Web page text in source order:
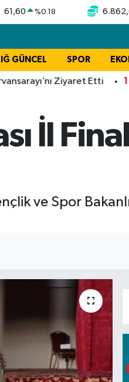
61,60 %0.18
GÜNCEL SPOR
Ziyaret Etti 13:06
İl
ve Spor